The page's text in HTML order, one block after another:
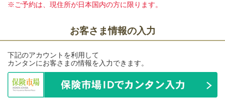
※ご予約は、現住所が日本国内の方に限ります。
お客さま情報の入力
下記のアカウントを利用して
カンタンにお客さまの情報を入力できます。